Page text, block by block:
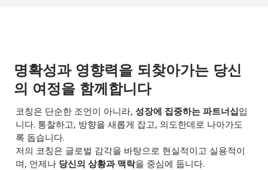
명확성과 영향력을 되찾아가는 당신
의 여정을 함께합니다
코칭은 단순한 조언이 아니라,성장에 집중하는 파트너십입
니다. 통찰하고, 방향을 새롭게 잡고, 의도한데로 나아가도
록 돕습니다.
저의 코칭은 글로벌 감각을 바탕으로 현실적이고 실용적이
며, 언제나 당신의 상황과 맥락을 중심에 둡니다.